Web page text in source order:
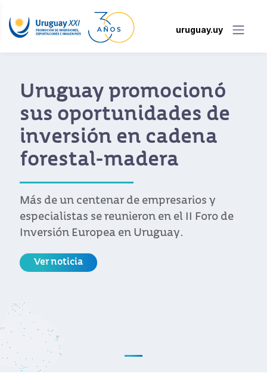
uruguay.uy
Uruguay promocionó
sus oportunidades de
inversión en cadena
forestal-madera
Más de un centenar de empresarios y
especialistas se reunieron en el II Foro de
Inversión Europea en Uruguay.
Ver noticia